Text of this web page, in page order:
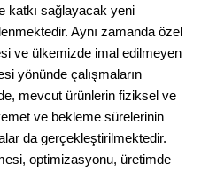
katkı sağlayacak yeni
Aynı zamanda özel
ve ülkemizde imal edilmeyen
yönünde çalışmaların
mevcut ürünlerin fiziksel ve
ve bekleme sürelerinin
da gerçekleştirilmektedir.
optimizasyonu, üretimde